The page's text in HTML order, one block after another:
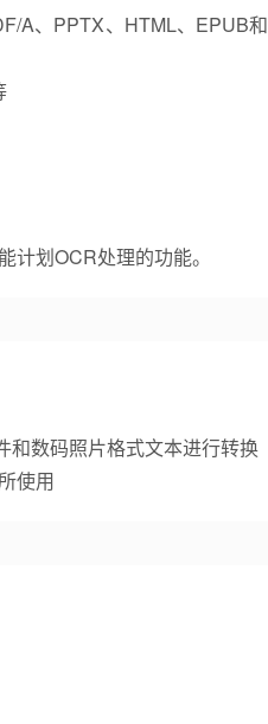
A、PPTX、HTML、EPUB和
划OCR处理的功能。
和数码照片格式文本进行转换
使用